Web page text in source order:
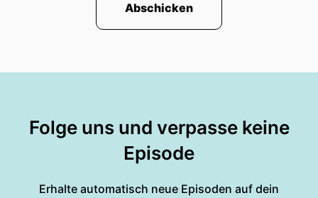
Abschicken
Folge uns und verpasse keine
Episode
Erhalte automatisch neue Episoden auf dein